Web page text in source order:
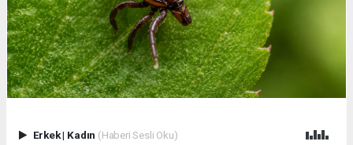
Erkek| Kadın (Haberi Sesli Oku)